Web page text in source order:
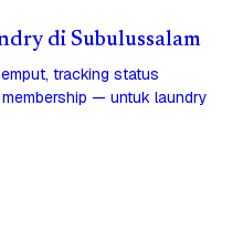
di Subulussalam
tracking status
— untuk laundry